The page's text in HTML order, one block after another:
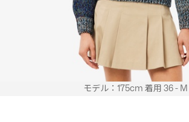
モデル：175cm 着用 36 - M